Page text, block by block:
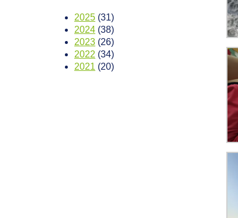
2025 (31)
2024 (38)
2023 (26)
2022 (34)
2021 (20)